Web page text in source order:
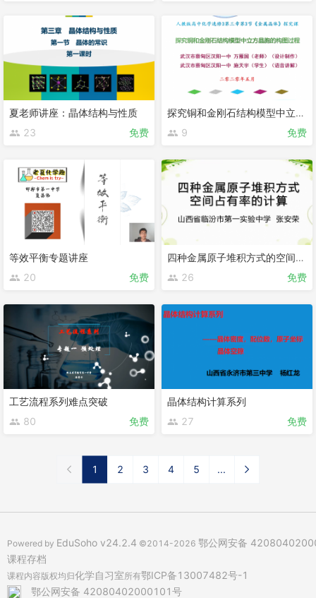
夏老师讲座：晶体结构与性质
23
免费
探究铜和金刚石结构模型中立方晶胞的构图过程
9
免费
等效平衡专题讲座
20
免费
四种金属原子堆积方式的空间利用率计算
26
免费
工艺流程系列难点突破
80
免费
晶体结构计算系列
27
免费
1 2 3 4 5 ...
Powered by EduSoho v24.2.4 ©2014-2026 鄂公网安备
课程存档
课程内容版权均归化学自习室所有鄂ICP备13007482号-1
鄂公网安备 42080402000101号